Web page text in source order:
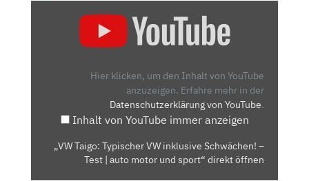
TYPISCHER
Hier klicken, um den Inhalt von YouTube
anzuzeigen. Erfahre mehr in der
Datenschutzerklärung von YouTube.
Inhalt von YouTube immer anzeigen
„VW Taigo: Typischer VW inklusive Schwächen! –
Test | auto motor und sport“ direkt öffnen